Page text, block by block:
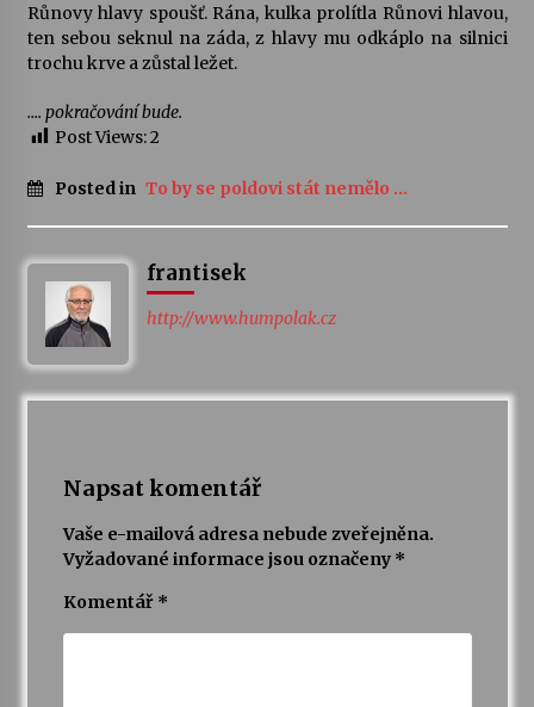
Růnovy hlavy spoušť. Rána, kulka prolítla Růnovi hlavou,
ten sebou seknul na záda, z hlavy mu odkáplo na silnici
trochu krve a zůstal ležet.
…. pokračování bude.
Post Views:2
Posted in To by se poldovi stát nemělo ...
frantisek
http://www.humpolak.cz
Napsat komentář
Vaše e-mailová adresa nebude zveřejněna.
Vyžadované informace jsou označeny *
Komentář *